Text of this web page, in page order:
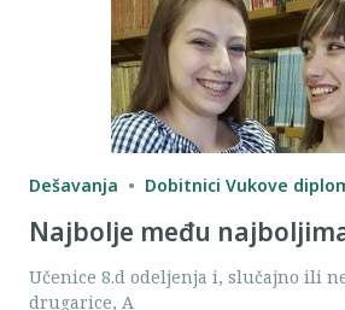
Dešavanja Dobitnici Vukove
Najbolje među
Učenice 8.d odeljenja i, slučajno ili
drugarice, A